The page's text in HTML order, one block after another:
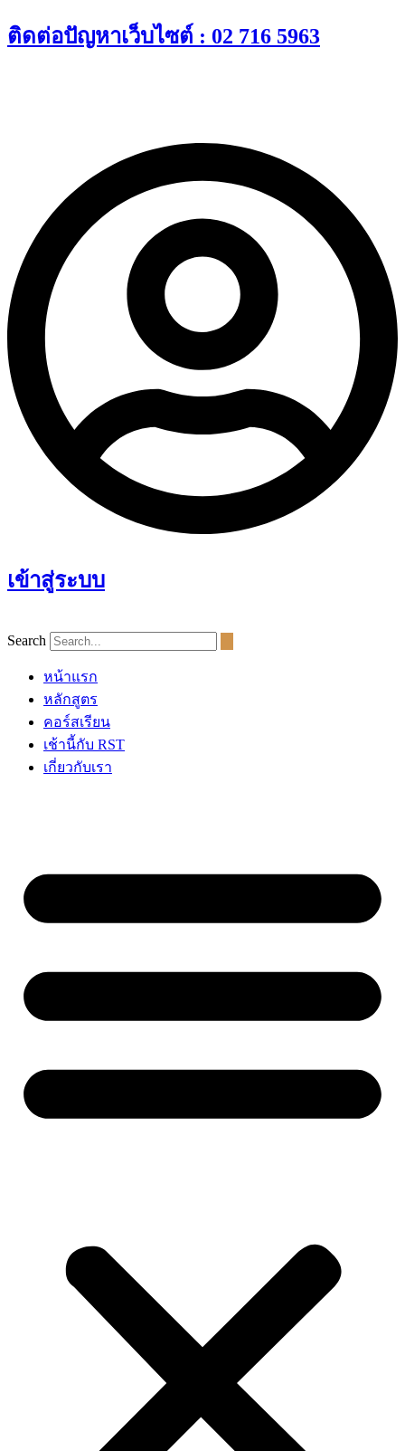
Skip
to
ติดต่อปัญหาเว็บไซต์ : 02 716 5963
เข้าสู่ระบบ
Search
หน้าแรก
หลักสูตร
คอร์สเรียน
เช้านี้กับ RST
เกี่ยวกับเรา